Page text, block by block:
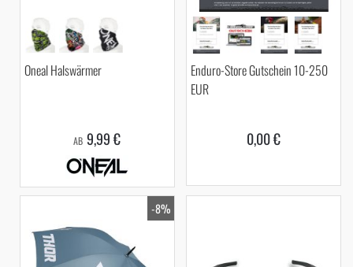
Oneal Halswärmer
AB 9,99 €
Enduro-Store Gutschein 10-250
EUR
0,00 €
-8%